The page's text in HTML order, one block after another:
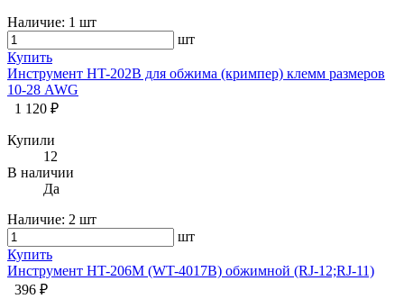
Наличие: 1 шт
шт
Купить
Инструмент HT-202B для обжима (кримпер) клемм размеров
10-28 AWG
1 120 ₽
Купили
12
В наличии
Да
Наличие: 2 шт
шт
Купить
Инструмент HT-206M (WT-4017B) обжимной (RJ-12;RJ-11)
396 ₽